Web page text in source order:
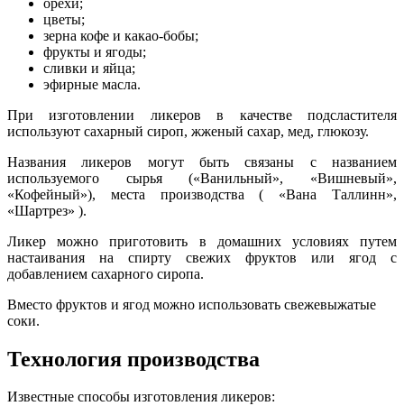
цветы;
зерна кофе и какао-бобы;
фрукты и ягоды;
сливки и яйца;
эфирные масла.
При изготовлении ликеров в качестве подсластителя
используют сахарный сироп, жженый сахар, мед, глюкозу.
Названия ликеров могут быть связаны с названием
используемого сырья («Ванильный», «Вишневый»,
«Кофейный»), места производства ( «Вана Таллинн»,
«Шартрез» ).
Ликер можно приготовить в домашних условиях путем
настаивания на спирту свежих фруктов или ягод с
добавлением сахарного сиропа.
Вместо фруктов и ягод можно использовать свежевыжатые
соки.
Технология производства
Известные способы изготовления ликеров: